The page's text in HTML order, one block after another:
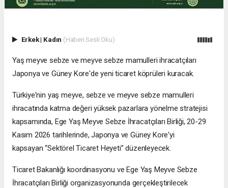
Erkek| Kadın (Haberi Sesli Oku)
Yaş meyve sebze ve meyve sebze mamulleri ihracatçıları
Japonya ve Güney Kore'de yeni ticaret köprüleri kuracak.
Türkiye'nin yaş meyve, sebze ve meyve sebze mamulleri
ihracatında katma değeri yüksek pazarlara yönelme stratejisi
kapsamında, Ege Yaş Meyve Sebze İhracatçıları Birliği, 20-29
Kasım 2026 tarihlerinde, Japonya ve Güney Kore'yi
kapsayan “Sektörel Ticaret Heyeti” düzenleyecek.
Ticaret Bakanlığı koordinasyonu ve Ege Yaş Meyve Sebze
İhracatçıları Birliği organizasyonunda gerçekleştirilecek